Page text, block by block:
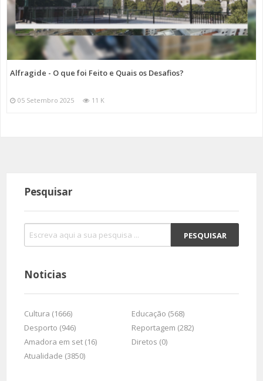
Alfragide - O que foi Feito e Quais os Desafios?
05 Setembro 2025 11 K
Pesquisar
Noticias
Cultura (1666)
Educação (568)
Desporto (946)
Reportagem (282)
Amadora em set (16)
Diretos (0)
Atualidade (3850)